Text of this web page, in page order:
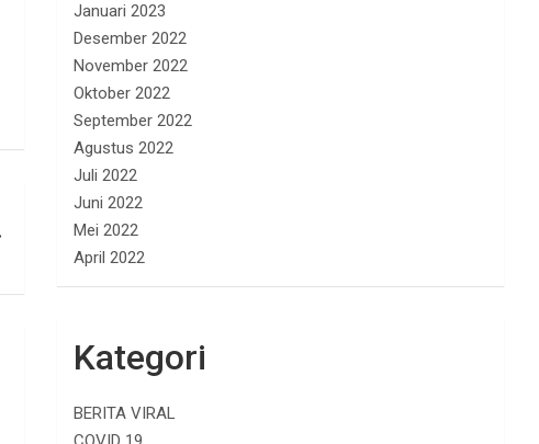
Januari 2023
Desember 2022
November 2022
Oktober 2022
September 2022
Agustus 2022
Juli 2022
Juni 2022
Mei 2022
April 2022
Kategori
BERITA VIRAL